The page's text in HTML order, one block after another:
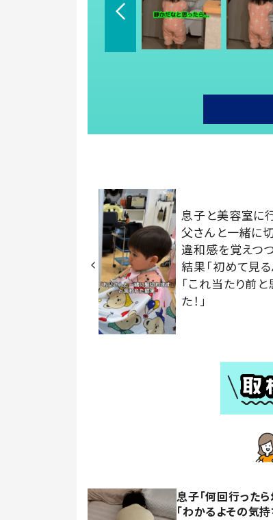
息子と美容室に
父さんと一緒に
違和感を覚えつ
結果「初めて見る
「これ当たり前と
た！」
息子「何回行った
「わかるよその気持